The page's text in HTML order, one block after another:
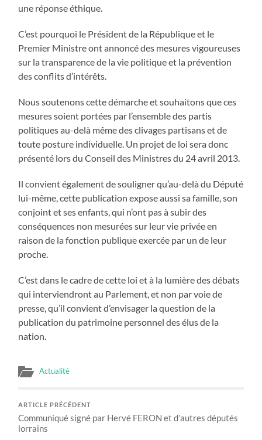
une réponse éthique.
C’est pourquoi le Président de la République et le
Premier Ministre ont annoncé des mesures vigoureuses
sur la transparence de la vie politique et la prévention
des conflits d’intérêts.
Nous soutenons cette démarche et souhaitons que ces
mesures soient portées par l’ensemble des partis
politiques au-delà même des clivages partisans et de
toute posture individuelle. Un projet de loi sera donc
présenté lors du Conseil des Ministres du 24 avril 2013.
Il convient également de souligner qu’au-delà du Député
lui-même, cette publication expose aussi sa famille, son
conjoint et ses enfants, qui n’ont pas à subir des
conséquences non mesurées sur leur vie privée en
raison de la fonction publique exercée par un de leur
proche.
C’est dans le cadre de cette loi et à la lumière des débats
qui interviendront au Parlement, et non par voie de
presse, qu’il convient d’envisager la question de la
publication du patrimoine personnel des élus de la
nation.
Actualité
ARTICLE PRÉCÉDENT
Communiqué signé par Hervé FERON et d’autres députés
lorrains